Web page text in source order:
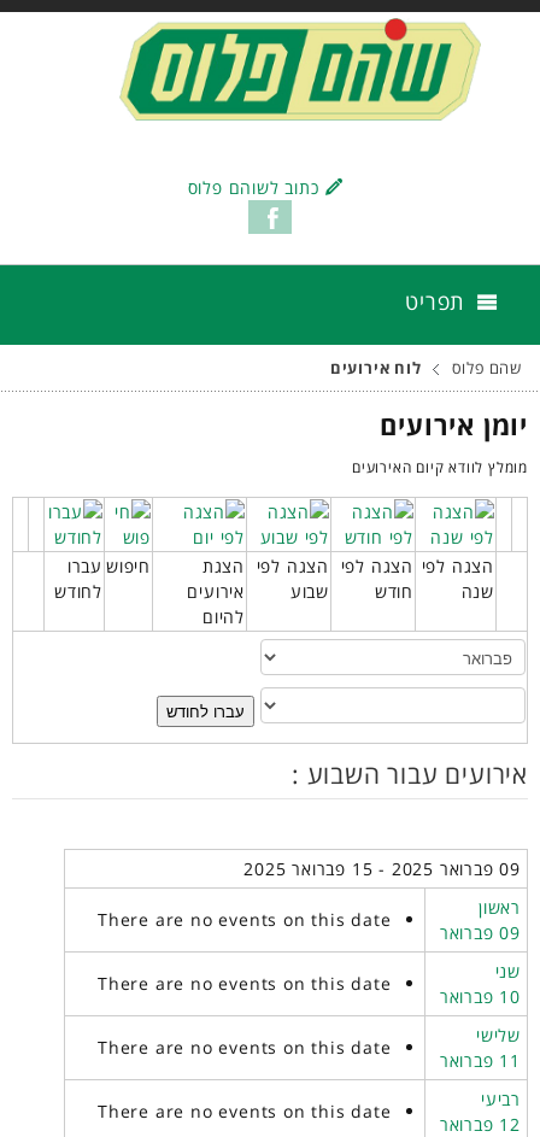
כתוב לשוהם פלוס
תפריט
שהם פלוס לוח אירועים
יומן אירועים
מומלץ לוודא קיום האירועים
הצגה לפי
שנה
הצגה לפי
חודש
הצגה לפי
שבוע
הצגת
אירועים
להיום
חיפוש עברו
לחודש
עברו לחודש
אירועים עבור השבוע :
09 פברואר 2025 - 15 פברואר 2025
ראשון
09 פברואר
There are no events on this date
שני
10 פברואר
There are no events on this date
שלישי
11 פברואר
There are no events on this date
רביעי
12 פברואר
There are no events on this date